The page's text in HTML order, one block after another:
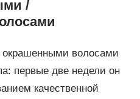
/
волосами
первые две недели он
качественной